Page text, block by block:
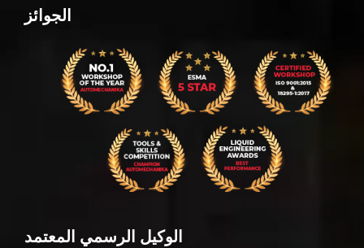
الجوائز
الوكيل الرسمي المعتمد